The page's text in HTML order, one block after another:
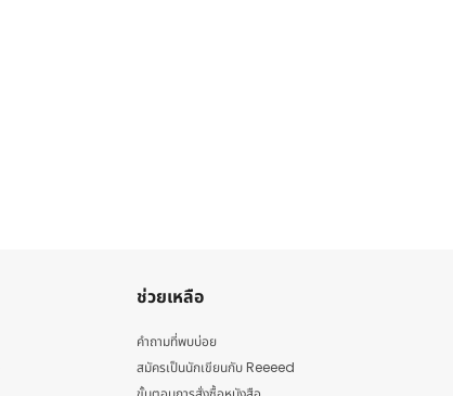
ช่วยเหลือ
คำถามที่พบบ่อย
สมัครเป็นนักเขียนกับ Reeeed